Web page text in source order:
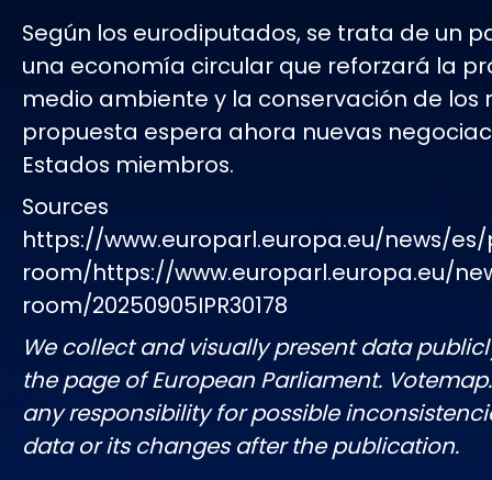
Según los eurodiputados, se trata de un
una economía circular que reforzará la
medio ambiente y la conservación de los
propuesta espera ahora nuevas
Estados miembros.
Sources
https://www.europarl.europa.eu/news/
room/https://www.europarl.europa.eu/
room/20250905IPR30178
We collect and visually present data
the page of European Parliament.
any responsibility for possible
data or its changes after the publication.